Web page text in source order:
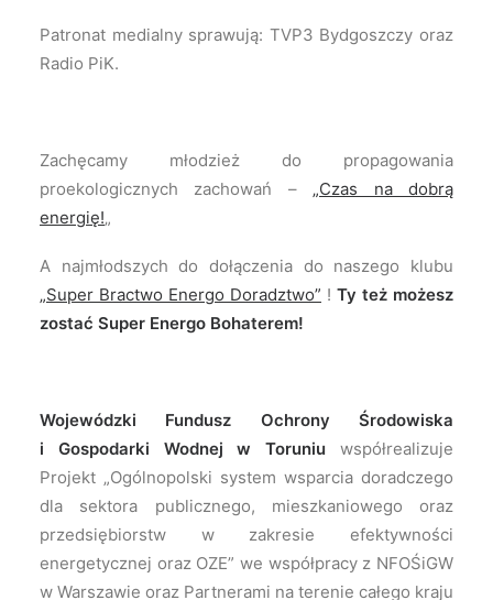
Patronat medialny sprawują: TVP3 Bydgoszczy oraz
Radio PiK.
Zachęcamy młodzież do propagowania
proekologicznych zachowań – „Czas na dobrą
energię!„
A najmłodszych do dołączenia do naszego klubu
„Super Bractwo Energo Doradztwo” ! Ty też możesz
zostać Super Energo Bohaterem!
Wojewódzki Fundusz Ochrony Środowiska
i Gospodarki Wodnej w Toruniu współrealizuje
Projekt „Ogólnopolski system wsparcia doradczego
dla sektora publicznego, mieszkaniowego oraz
przedsiębiorstw w zakresie efektywności
energetycznej oraz OZE” we współpracy z NFOŚiGW
w Warszawie oraz Partnerami na terenie całego kraju